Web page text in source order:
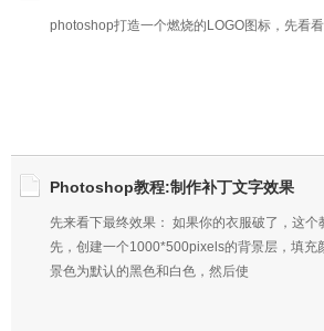
photoshop打造一个燃烧的LOGO图标，先看
Photoshop教程:制作补丁文字效果
先来看下最终效果： 如果你的衣服破了，这
先，创建一个1000*500pixels的背景层，填充
景色为默认的黑色和白色，然后使